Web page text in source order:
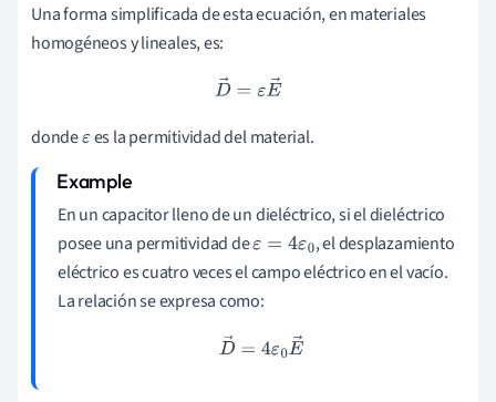
Una forma simplificada de esta ecuación, en materiales
homogéneos y lineales, es:
D→=εE→
dondeεes la permitividad del material.
En un capacitor lleno de un dieléctrico, si el dieléctrico
posee una permitividad deε=4ε 0
, el desplazamiento
eléctrico es cuatro veces el campo eléctrico en el vacío.
La relación se expresa como:
D →=4ε0E→